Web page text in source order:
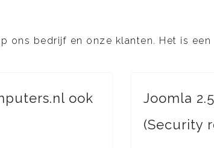
ons bedrijf en onze klanten. Het is
ook
Joomla
(Security